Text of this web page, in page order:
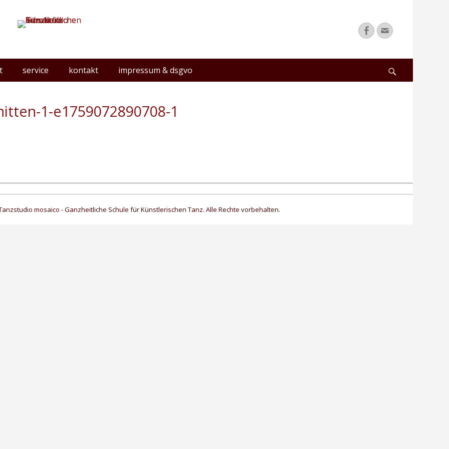
Facebook
Email
service kontakt impressum & dsgvo
1-e1759072890708-1
mosaico - Ganzheitliche Schule für Künstlerischen Tanz. Alle Rechte vorbehalten.